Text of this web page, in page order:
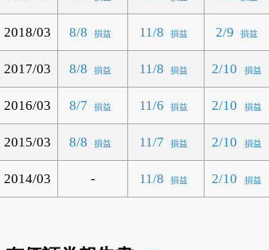
2018/03 8/8 損益 11/8 損益 2/9 損益
2017/03 8/8 損益 11/8 損益 2/10 損益
2016/03 8/7 損益 11/6 損益 2/10 損益
2015/03 8/8 損益 11/7 損益 2/10 損益
2014/03 - 11/8 損益 2/10 損益